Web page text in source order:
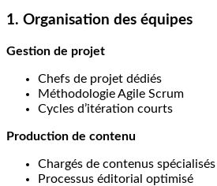
1. Organisation des équipes
Gestion de projet
Chefs de projet dédiés
Méthodologie Agile Scrum
Cycles d’itération courts
Production de contenu
Chargés de contenus spécialisés
Processus éditorial optimisé